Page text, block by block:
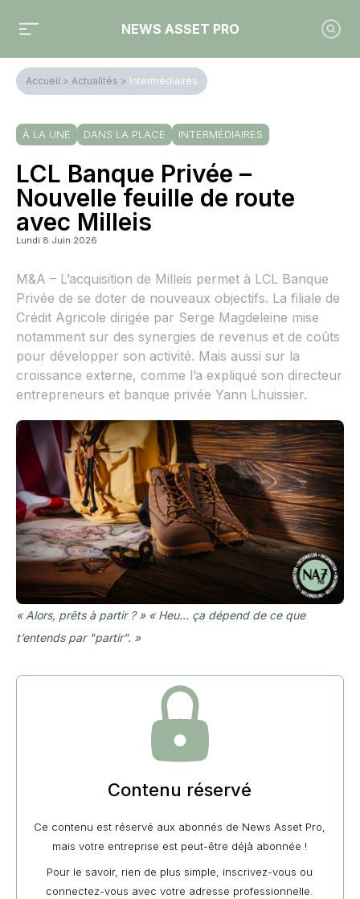
NEWS ASSET PRO
Accueil > Actualités > Intermédiaires
À LA UNE DANS LA PLACE INTERMÉDIAIRES
LCL Banque Privée –
Nouvelle feuille de route
avec Milleis
Lundi 8 Juin 2026
M&A – L’acquisition de Milleis permet à LCL Banque
Privée de se doter de nouveaux objectifs. La filiale de
Crédit Agricole dirigée par Serge Magdeleine mise
notamment sur des synergies de revenus et de coûts
pour développer son activité. Mais aussi sur la
croissance externe, comme l’a expliqué son directeur
entrepreneurs et banque privée Yann Lhuissier.
« Alors, prêts à partir ? » « Heu… ça dépend de ce que
t’entends par "partir". »
Contenu réservé
Ce contenu est réservé aux abonnés de News Asset Pro,
mais votre entreprise est peut-être déjà abonnée !
Pour le savoir, rien de plus simple, inscrivez-vous ou
connectez-vous avec votre adresse professionnelle.